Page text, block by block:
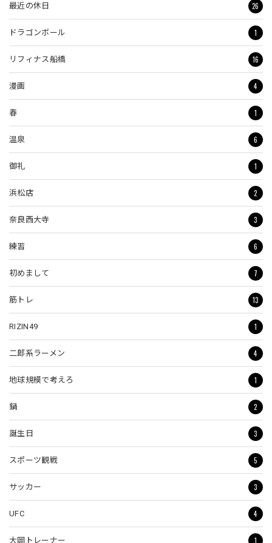
最近の休日 26
ドラゴンボール 1
リフィナス船橋 16
漫画 4
春 1
温泉 6
御礼 1
浜松店 2
奈良西大寺 3
練習 6
初めまして 7
筋トレ 13
RIZIN49 1
二郎系ラーメン 4
地球規模で考えろ 1
鍋 2
誕生日 3
スポーツ観戦 5
サッカー 3
UFC 4
大岡トレーナー 1